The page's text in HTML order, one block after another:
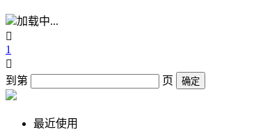
加载中...

1

到第
页 确定
最近使用